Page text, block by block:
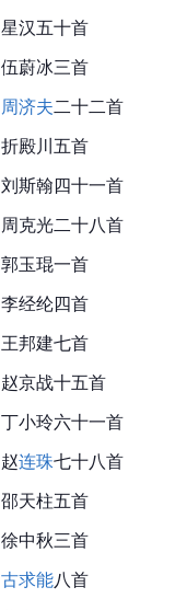
星汉五十首
伍蔚冰三首
周济夫二十二首
折殿川五首
刘斯翰四十一首
周克光二十八首
郭玉琨一首
李经纶四首
王邦建七首
赵京战十五首
丁小玲六十一首
赵连珠七十八首
邵天柱五首
徐中秋三首
古求能八首